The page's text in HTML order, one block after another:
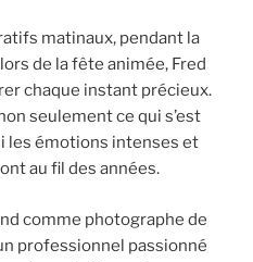
matinaux, pendant la
de la fête animée, Fred
chaque instant précieux.
seulement ce qui s’est
les émotions intenses et
au fil des années.
comme photographe de
professionnel passionné